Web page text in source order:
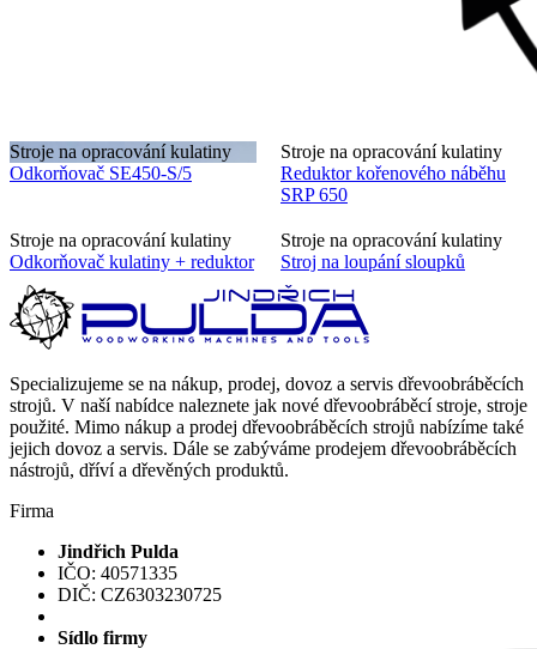
Stroje na opracování kulatiny
Odkorňovač SE450-S/5
Stroje na opracování kulatiny
Reduktor kořenového náběhu
SRP 650
Stroje na opracování kulatiny
Odkorňovač kulatiny + reduktor
Stroje na opracování kulatiny
Stroj na loupání sloupků
Specializujeme se na nákup, prodej, dovoz a servis dřevoobráběcích
strojů. V naší nabídce naleznete jak nové dřevoobráběcí stroje, stroje
použité. Mimo nákup a prodej dřevoobráběcích strojů nabízíme také
jejich dovoz a servis. Dále se zabýváme prodejem dřevoobráběcích
nástrojů, dříví a dřevěných produktů.
Firma
Jindřich Pulda
IČO: 40571335
DIČ: CZ6303230725
Sídlo firmy